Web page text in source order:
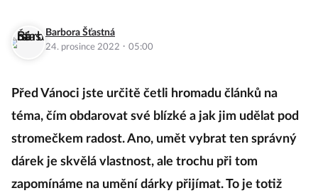
Barbora Šťastná
24. prosince 2022 · 05:00
Před Vánoci jste určitě četli hromadu článků na
téma, čím obdarovat své blízké a jak jim udělat pod
stromečkem radost. Ano, umět vybrat ten správný
dárek je skvělá vlastnost, ale trochu při tom
zapomínáme na umění dárky přijímat. To je totiž